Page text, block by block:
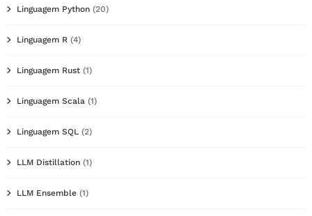
Linguagem Python (20)
Linguagem R (4)
Linguagem Rust (1)
Linguagem Scala (1)
Linguagem SQL (2)
LLM Distillation (1)
LLM Ensemble (1)